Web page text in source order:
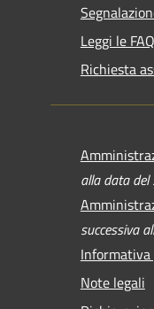
Leggi le FAQ
Richiesta
alla data
successiva
Note legali